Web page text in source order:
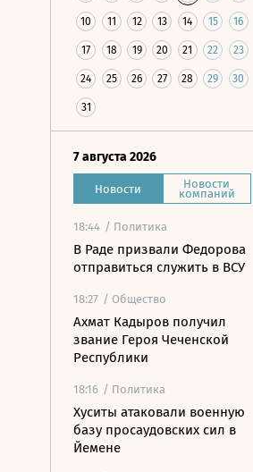
10 11 12 13 14 15 16
17 18 19 20 21 22 23
24 25 26 27 28 29 30
31
7 августа 2026
Новости Новости
компаний
18:44 / Политика
В Раде призвали Федорова
отправиться служить в ВСУ
18:27 / Общество
Ахмат Кадыров получил
звание Героя Чеченской
Республики
18:16 / Политика
Хуситы атаковали военную
базу просаудовских сил в
Йемене